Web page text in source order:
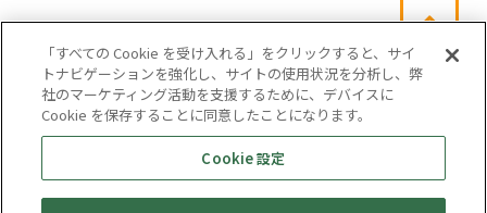
会社概要
サイトマップ
お問い合わせ
個人情報保護方針
株式会社テイツー
「すべての Cookie を受け入れる」をクリックすると、サイ
トナビゲーションを強化し、サイトの使用状況を分析し、弊
社のマーケティング活動を支援するために、デバイスに
Cookie を保存することに同意したことになります。
Cookie 設定